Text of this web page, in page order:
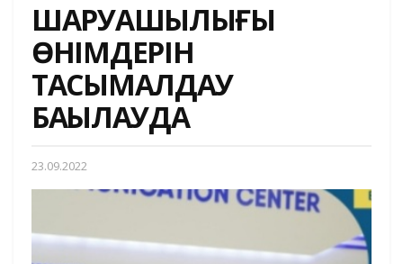
ШАРУАШЫЛЫҒЫ
ӨНІМДЕРІН
ТАСЫМАЛДАУ
БАҚЫЛАУДА
23.09.2022